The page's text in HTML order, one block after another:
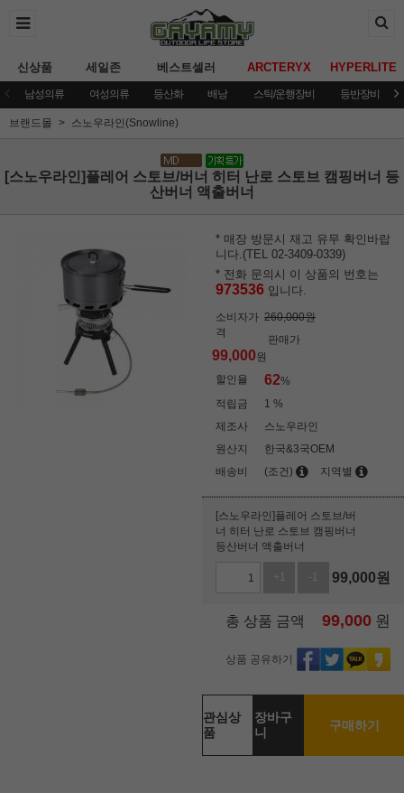
신상품 세일존 베스트셀러 ARCTERYX HYPERLITE
남성의류 여성의류 등산화 배낭 스틱/운행장비 등반장비
브랜드몰 스노우라인(Snowline)
[스노우라인]플레어 스토브/버너 히터 난로 스토브 캠핑버너 등
산버너 액출버너
* 매장 방문시 재고 유무 확인바랍
니다.(TEL 02-3409-0339)
* 전화 문의시 이 상품의 번호는
973536 입니다.
소비자가
격
260,000원
판매가
99,000원
할인율
62%
적립금
1 %
제조사
스노우라인
원산지
한국&3국OEM
배송비
(조건) 지역별
[스노우라인]플레어 스토브/버
너 히터 난로 스토브 캠핑버너
등산버너 액출버너
+1 -1 99,000원
총 상품 금액 99,000 원
상품 공유하기
관심상
품
장바구
니
구매하기